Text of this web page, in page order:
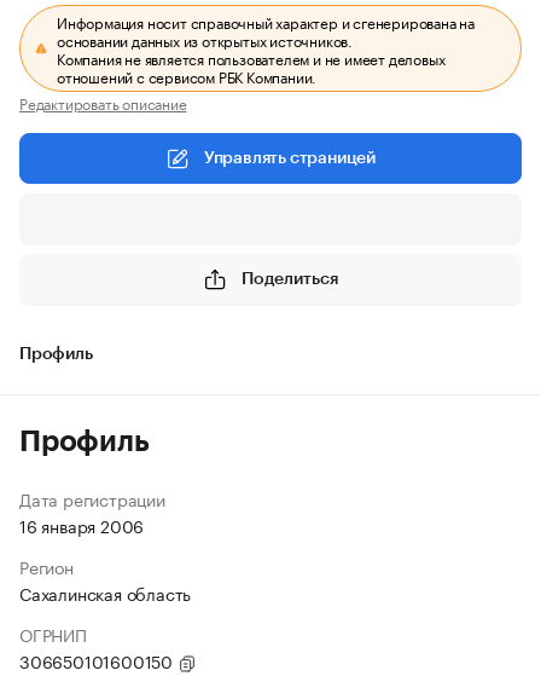
Информация носит справочный характер и сгенерирована на
основании данных из открытых источников.
Компания не является пользователем и не имеет деловых
отношений с сервисом РБК Компании.
Редактировать описание
Управлять страницей
Поделиться
Профиль
Профиль
Дата регистрации
16 января 2006
Регион
Сахалинская область
ОГРНИП
306650101600150